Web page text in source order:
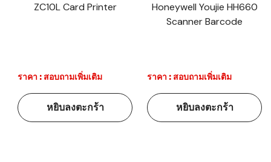
ZC10L Card Printer
ราคา : สอบถามเพิ่มเติม
หยิบลงตะกร้า
Honeywell Youjie HH660
Scanner Barcode
ราคา : สอบถามเพิ่มเติม
หยิบลงตะกร้า